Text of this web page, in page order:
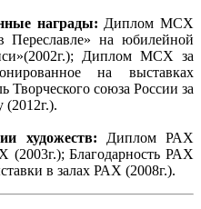
награды: Диплом МСХ
Переславле» на юбилейной
Диплом МСХ за
на выставках
Творческого союза России за
(2012г.).
художеств: Диплом РАХ
(2003г.); Благодарность РАХ
в залах РАХ (2008г.).